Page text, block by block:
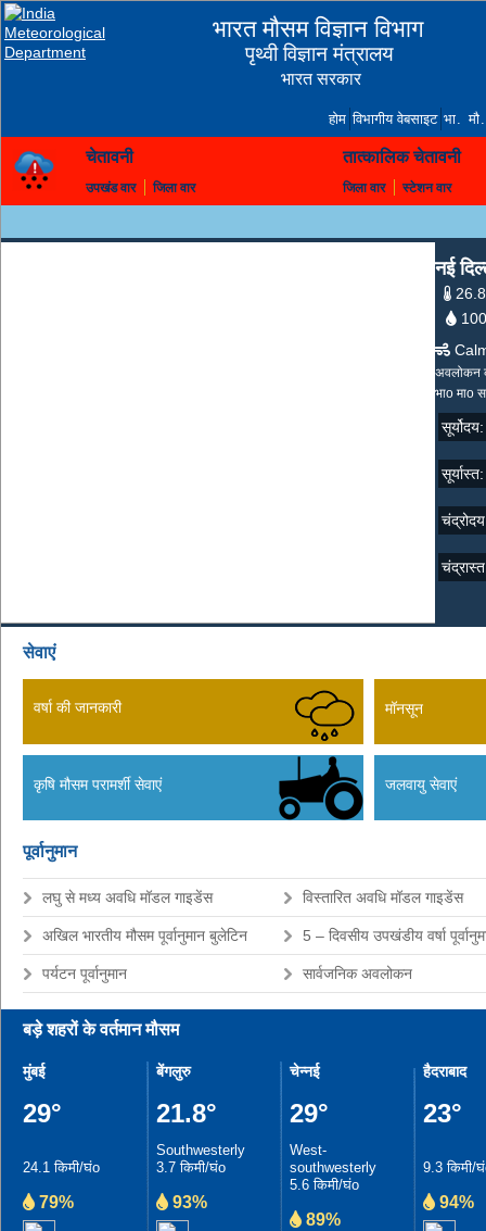
भारत मौसम विज्ञान विभाग
पृथ्वी विज्ञान मंत्रालय
भारत सरकार
होम विभागीय वेबसाइट भा.
चेतावनी
उपखंड वार जिला वार
तात्कालिक चेतावनी
जिला वार स्टेशन वार
नई
26.8
अवलोकन
भाo माo
सेवाएं
वर्षा की जानकारी मॉनसून
कृषि मौसम परामर्शी सेवाएं जलवायु सेवाएं
पूर्वानुमान
लघु से मध्य अवधि मॉडल गाइडेंस विस्तारित अवधि मॉडल गाइडेंस
अखिल भारतीय मौसम पूर्वानुमान बुलेटिन 5 – दिवसीय उपखंडीय वर्षा
पर्यटन पूर्वानुमान सार्वजनिक अवलोकन
बड़े शहरों के वर्तमान मौसम
मुंबई
29°
24.1 किमी/घंo
79%
बेंगलुरु
21.8°
Southwesterly
3.7 किमी/घंo
93%
चेन्नई
29°
West-
southwesterly
5.6 किमी/घंo
89%
हैदराबाद
23°
9.3 किमी/
94%